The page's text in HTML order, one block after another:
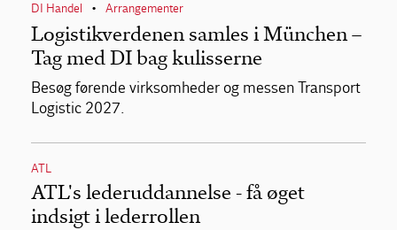
DI Handel • Arrangementer
Logistikverdenen samles i München –
Tag med DI bag kulisserne
Besøg førende virksomheder og messen Transport
Logistic 2027.
ATL
ATL's lederuddannelse - få øget
indsigt i lederrollen